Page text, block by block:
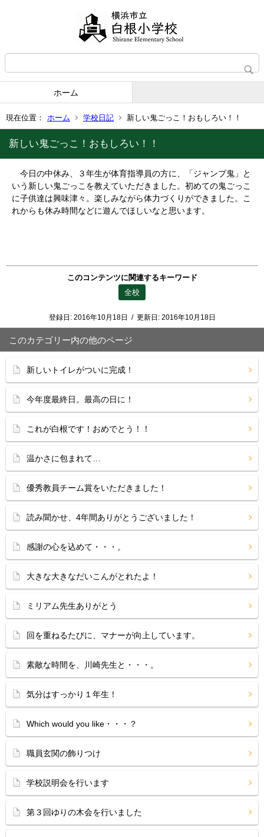
ホーム
現在位置： ホーム 学校日記 新しい鬼ごっこ！おもしろい！！
新しい鬼ごっこ！おもしろい！！
今日の中休み、３年生が体育指導員の方に、「ジャンプ鬼」と
いう新しい鬼ごっこを教えていただきました。初めての鬼ごっこ
に子供達は興味津々。楽しみながら体力づくりができました。こ
れからも休み時間などに遊んでほしいなと思います。
このコンテンツに関連するキーワード
全校
登録日: 2016年10月18日 / 更新日: 2016年10月18日
このカテゴリー内の他のページ
新しいトイレがついに完成！
今年度最終日。最高の日に！
これが白根です！おめでとう！！
温かさに包まれて…
優秀教員チーム賞をいただきました！
読み聞かせ、4年間ありがとうございました！
感謝の心を込めて・・・。
大きな大きなだいこんがとれたよ！
ミリアム先生ありがとう
回を重ねるたびに、マナーが向上しています。
素敵な時間を、川崎先生と・・・。
気分はすっかり１年生！
Which would you like・・・？
職員玄関の飾りつけ
学校説明会を行います
第３回ゆりの木会を行いました